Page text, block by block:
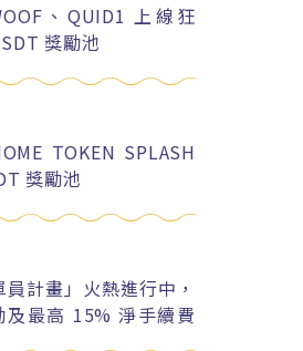
、QUID1 上線狂
獎勵池
TOKEN SPLASH
獎勵池
計畫」火熱進行中，
最高 15% 淨手續費